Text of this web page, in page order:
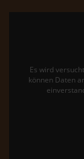
Es wird
können Daten